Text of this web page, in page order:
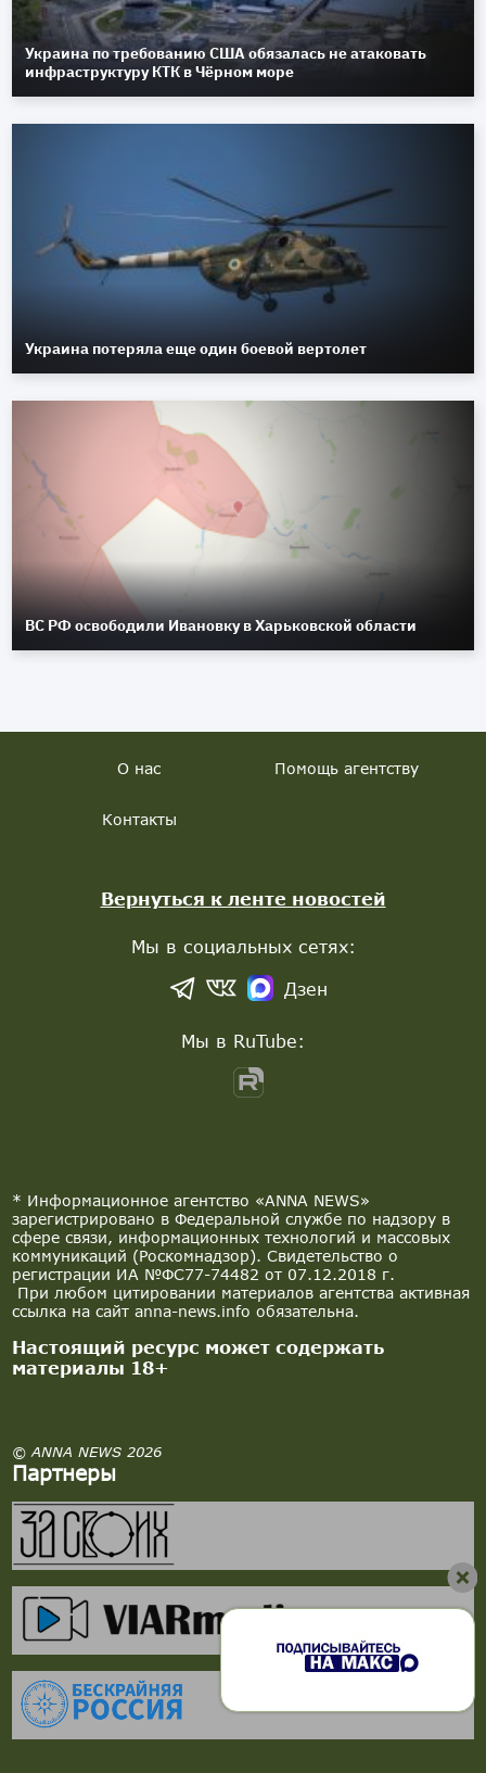
Украина по требованию США обязалась не атаковать
инфраструктуру КТК в Чёрном море
Украина потеряла еще один боевой вертолет
ВС РФ освободили Ивановку в Харьковской области
* Информационное агентство «ANNA NEWS»
зарегистрировано в Федеральной службе по надзору в
сфере связи, информационных технологий и массовых
коммуникаций (Роскомнадзор). Свидетельство о
регистрации ИА №ФС77-74482 от 07.12.2018 г.
При любом цитировании материалов агентства активная
ссылка на сайт anna-news.info обязательна.
Настоящий ресурс может содержать
материалы 18+
© ANNA NEWS 2026
Партнеры
О нас Помощь агентству
Контакты
Вернуться к ленте новостей
Мы в социальных сетях:
Дзен
Мы в RuTube: